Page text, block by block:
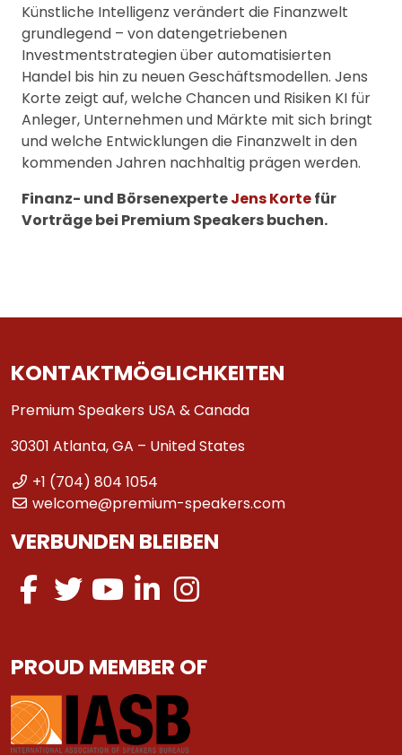
Künstliche Intelligenz verändert die Finanzwelt
grundlegend – von datengetriebenen
Investmentstrategien über automatisierten
Handel bis hin zu neuen Geschäftsmodellen. Jens
Korte zeigt auf, welche Chancen und Risiken KI für
Anleger, Unternehmen und Märkte mit sich bringt
und welche Entwicklungen die Finanzwelt in den
kommenden Jahren nachhaltig prägen werden.
Finanz- und BörsenexperteJens Kortefür
Vorträge bei Premium Speakers buchen.
KONTAKTMÖGLICHKEITEN
Premium Speakers USA & Canada
30301 Atlanta, GA – United States
+1 (704) 804 1054
welcome@premium-speakers.com
VERBUNDEN BLEIBEN
PROUD MEMBER OF